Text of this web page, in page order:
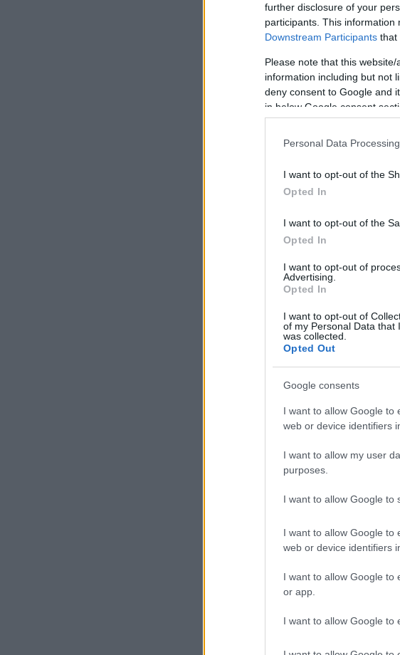
further disclosure of your
participants. This
Downstream Participants that
Please note that this
information including but not
deny consent to Google and
in below Google consent
Personal Data
I want to opt-out of the
Opted In
I want to opt-out of the
Opted In
I want to opt-out of
Advertising.
Opted In
I want to opt-out of
of my Personal Data that
was collected.
Opted Out
Google consents
I want to allow Google to
web or device identifiers
I want to allow my user
purposes.
I want to allow Google to
I want to allow Google to
web or device identifiers
I want to allow Google to
or app.
I want to allow Google to